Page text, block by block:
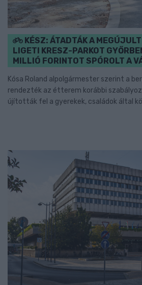
KÉSZ: ÁTADTÁK A
LIGETI KRESZ-PARKOT
MILLIÓ FORINTOT SPÓROLT A
Kósa Roland alpolgármester szerint a
rendezték az étterem korábbi
újították fel a gyerekek, családok által